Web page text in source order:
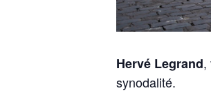
Hervé Legrand,
synodalité.